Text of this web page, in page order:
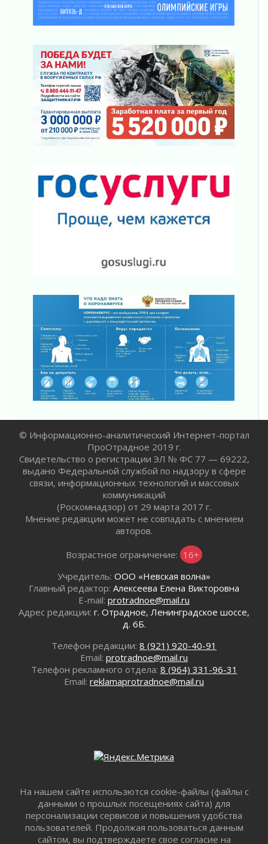
Давайте разберемся!
2027 году
30 июля 2026
Путешествие к западным рубежам
30 июля 2026
Лаголовская общеобразовательная школа
откроется к концу сентября
30 июля 2026
30 июля 2026
Комфортное лето: в Ленобласти 30 июля
ожидается теплая и сухая погода
30 июля 2026
Ладожский мост на трассе «Кола» полностью
Волейболисты из Всеволожского района
всероссийском финале в Москве
«Кубок Защитников Отечества» для
ветеранов СВО стартовал в Выборге
30 июля 2026
Заблудившегося пенсионера вывели из леса в
Тосненском районе
30 июля 2026
Редкие птенцы козодоя вылупились во
Всеволожском районе Ленобласти
Изменение расписания 565 автобуса
30 июля 2026
Объявлена продажа инвестиционных паев
29 июля 2026
Пик топливного кризиса в Ленинградской
области прошёл
29 июля 2026
Ленобласть вошла в двадцатку лидеров по
освещению нацпроектов в СМИ
Легкоатлеты Ленинградской области вошли в
пятерку сильнейших на Первенстве России
29 июля 2026
Сотрудница почты в Кингисеппе
полумиллиона рублей
С помощью камер в Ленобласти выписали
штрафов на 17 миллионов рублей за сброс
поврежденной ногой из леса в Гатчинском
округе
29 июля 2026
353 дома подключили к газу за неделю в
© Информационно-аналитический Интернет-портал
ПроОтрадное 2019 г.
Свидетельство о регистрации ЭЛ № ФС 77 — 69222,
выдано Федеральной службой по надзору в сфере
связи, информационных технологий и массовых
коммуникаций
(Роскомнадзор) от 29 марта 2017 г.
Мнение редакции может не совпадать с мнением
авторов.
Возрастное ограничение: 16+
Учредитель: ООО «Невская волна»
Главный редактор: Алексеева Елена Викторовна
E-mail: protradnoe@mail.ru
Адрес редакции: г. Отрадное, Ленинградское шоссе,
д. 6Б.
Телефон редакции: 8 (921) 920-40-91
Email: protradnoe@mail.ru
Телефон рекламного отдела: 8 (964) 331-96-31
Email: reklamaprotradnoe@mail.ru
На нашем сайте использются cookie-файлы (файлы с
данными о прошлых посещениях сайта) для
персонализации сервисов и повышения удобства
пользователей. Продолжая пользоваться данным
сайтом, вы подтверждаете свое согласие на